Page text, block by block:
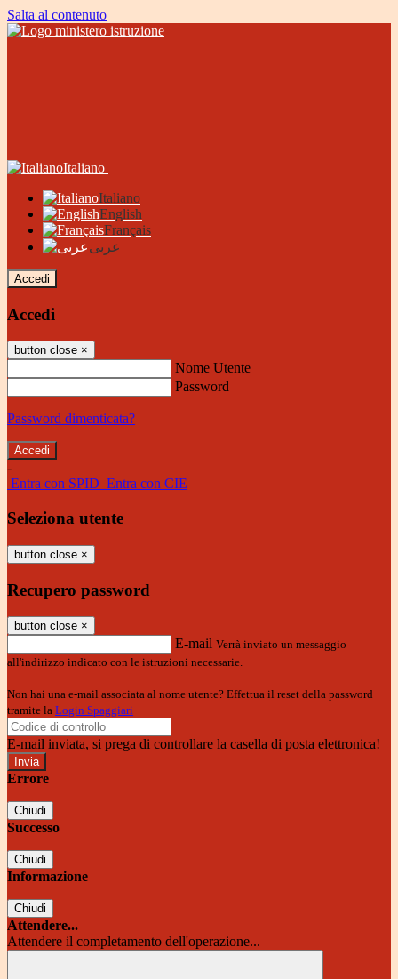
Salta al contenuto
Italiano
Italiano
English
Français
عربى
Accedi
Accedi
button close ×
Nome Utente
Password
Password dimenticata?
-
Entra con SPID Entra con CIE
Seleziona utente
button close ×
Recupero password
button close ×
E-mail Verrà inviato un messaggio
all'indirizzo indicato con le istruzioni necessarie.
Non hai una e-mail associata al nome utente? Effettua il reset della password
tramite la Login Spaggiari
E-mail inviata, si prega di controllare la casella di posta elettronica!
Errore
Chiudi
Successo
Chiudi
Informazione
Chiudi
Attendere...
Attendere il completamento dell'operazione...